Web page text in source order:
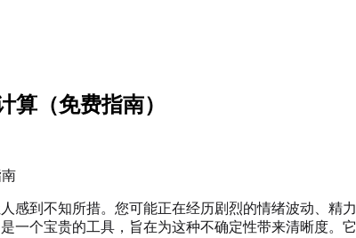
算（免费指南）
感到不知所措。您可能正在经历剧烈的情绪波动、精
一个宝贵的工具，旨在为这种不确定性带来清晰度。